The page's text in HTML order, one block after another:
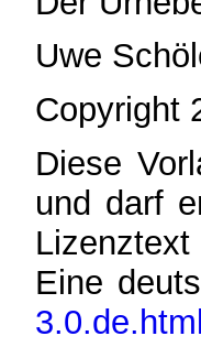
Uwe
Copyright
Diese
und darf
Eine
3.0.de.html